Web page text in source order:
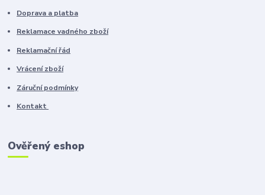
Doprava a platba
Reklamace vadného zboží
Reklamační řád
Vrácení zboží
Záruční podmínky
Kontakt
Ověřený eshop